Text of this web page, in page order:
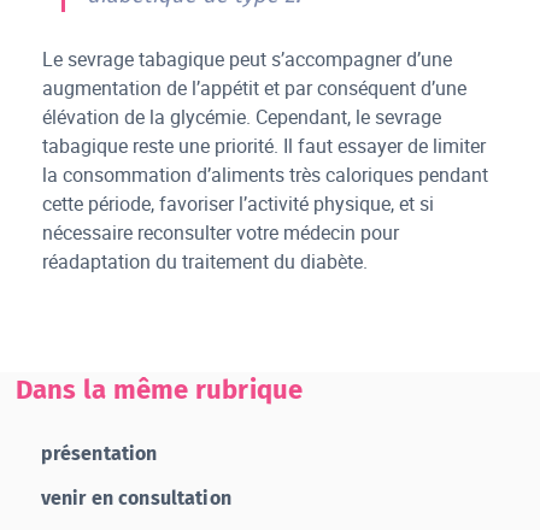
Le sevrage tabagique peut s’accompagner d’une
augmentation de l’appétit et par conséquent d’une
élévation de la glycémie. Cependant, le sevrage
tabagique reste une priorité. Il faut essayer de limiter
la consommation d’aliments très caloriques pendant
cette période, favoriser l’activité physique, et si
nécessaire reconsulter votre médecin pour
réadaptation du traitement du diabète.
Dans la même rubrique
présentation
venir en consultation